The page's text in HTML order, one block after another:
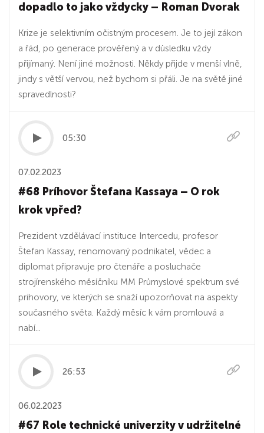
dopadlo to jako vždycky – Roman Dvorak
Krize je selektivním očistným procesem. Je to její zákon
a řád, po generace prověřený a v důsledku vždy
přijímaný. Není jiné možnosti. Někdy přijde v menší vlně,
jindy s větší vervou, než bychom si přáli. Je na světě jiné
spravedlnosti?
05:30
07.02.2023
#68 Príhovor Štefana Kassaya – O rok
krok vpřed?
Prezident vzdělávací instituce Intercedu, profesor
Štefan Kassay, renomovaný podnikatel, vědec a
diplomat připravuje pro čtenáře a posluchače
strojírenského měsíčníku MM Průmyslové spektrum své
prihovory, ve kterých se snaží upozorňovat na aspekty
současného světa. Každý měsíc k vám promlouvá a
nabí...
26:53
06.02.2023
#67 Role technické univerzity v udržitelné